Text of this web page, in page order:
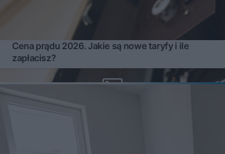
Cena prądu 2026. Jakie są nowe taryfy i ile
zapłacisz?